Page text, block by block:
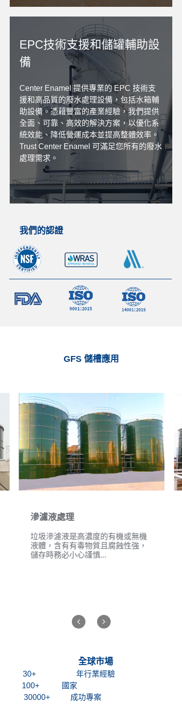
EPC技術支援和儲罐輔助設
備
Center Enamel 提供專業的 EPC 技術支
援和高品質的廢水處理設備，包括水箱輔
助設備。憑藉豐富的產業經驗，我們提供
全面、可靠、高效的解決方案，以優化系
統效能、降低營運成本並提高整體效率。
Trust Center Enamel 可滿足您所有的廢水
處理需求。
我們的認證
GFS 儲槽應用
滲濾液處理
垃圾滲濾液是高濃度的有機或無機
液體，含有有毒物質且腐蝕性強，
儲存時務必小心謹慎...
全球市場
30+
100+
30000+
年行業經驗
國家
成功專案